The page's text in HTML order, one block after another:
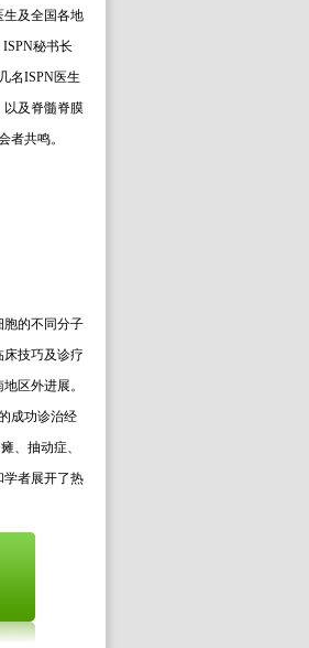
生及全国各地
秘书长
名ISPN医生
以及脊髓脊膜
者共鸣。
胞的不同分子
技巧及诊疗
区外进展。
成功诊治经
、抽动症、
学者展开了热